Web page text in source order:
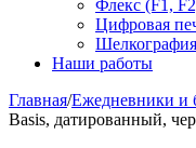
Флекс (F1,
Цифровая
Наши работы
Главная/Ежедневники и
Basis, датированный,